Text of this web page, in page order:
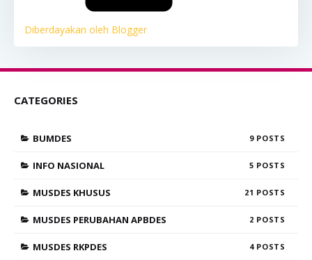
Diberdayakan oleh Blogger
CATEGORIES
BUMDES 9
INFO NASIONAL 5
MUSDES KHUSUS 21
MUSDES PERUBAHAN APBDES 2
MUSDES RKPDES 4